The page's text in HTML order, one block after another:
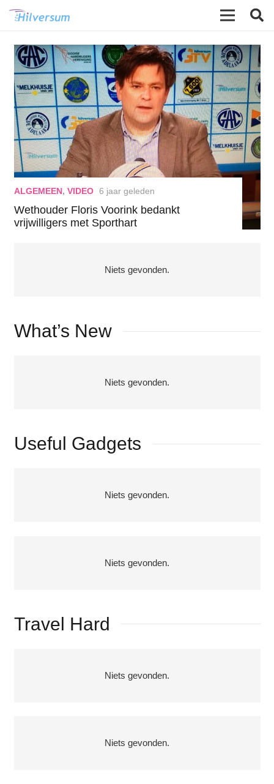
ALGEMEEN, VIDEO 6 jaar geleden
Wethouder Floris Voorink bedankt
vrijwilligers met Sporthart
Niets gevonden.
What’s New
Niets gevonden.
Useful Gadgets
Niets gevonden.
Niets gevonden.
Travel Hard
Niets gevonden.
Niets gevonden.